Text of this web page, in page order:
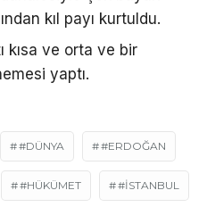
kıl payı kurtuldu.
kısa ve orta ve bir
yaptı.
#DÜNYA #ERDOĞAN
#HÜKÜMET #İSTANBUL